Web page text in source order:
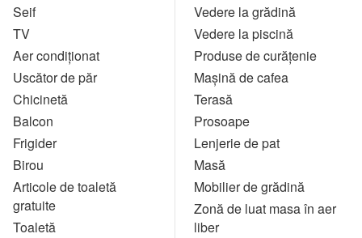
Seif
TV
Aer condiţionat
Uscător de păr
Chicinetă
Balcon
Frigider
Birou
Articole de toaletă
gratuite
Toaletă
Vedere la grădină
Vedere la piscină
Produse de curățenie
Mașină de cafea
Terasă
Prosoape
Lenjerie de pat
Masă
Mobilier de grădină
Zonă de luat masa în aer
liber